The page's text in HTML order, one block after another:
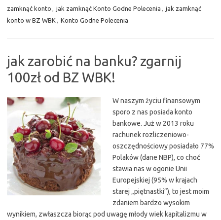
zamknąć konto , jak zamknąć Konto Godne Polecenia , jak zamknąć
konto w BZ WBK , Konto Godne Polecenia
jak zarobić na banku? zgarnij
100zł od BZ WBK!
W naszym życiu finansowym
sporo z nas posiada konto
bankowe. Już w 2013 roku
rachunek rozliczeniowo-
oszczędnościowy posiadało 77%
Polaków (dane NBP), co choć
stawia nas w ogonie Unii
Europejskiej (95% w krajach
starej „piętnastki”), to jest moim
zdaniem bardzo wysokim
wynikiem, zwłaszcza biorąc pod uwagę młody wiek kapitalizmu w